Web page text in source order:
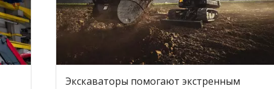
Экскаваторы помогают экстренным